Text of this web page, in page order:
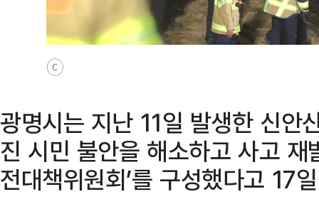
ⓒ
광명시는 지난 11일 발생한 신안
진 시민 불안을 해소하고 사고 재
전대책위원회’를 구성했다고 17